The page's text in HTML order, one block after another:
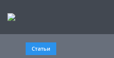
Статьи